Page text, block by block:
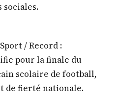
/ Record :
pour la finale du
scolaire de football,
de fierté nationale.